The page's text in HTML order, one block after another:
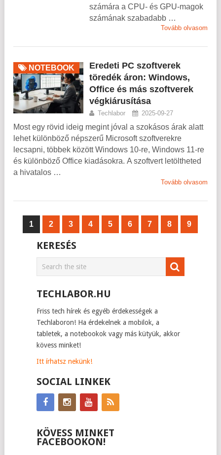
számára a CPU- és GPU-magok
számának szabadabb …
Tovább olvasom
NOTEBOOK
Eredeti PC szoftverek
töredék áron: Windows,
Office és más szoftverek
végkiárusítása
Techlabor 2025-09-27
Most egy rövid ideig megint jóval a szokásos árak alatt
lehet különböző népszerű Microsoft szoftverekre
lecsapni, többek között Windows 10-re, Windows 11-re
és különböző Office kiadásokra. A szoftvert letöltheted
a hivatalos …
Tovább olvasom
1 2 3 4 5 6 7 8 9
KERESÉS
TECHLABOR.HU
Friss tech hírek és egyéb érdekességek a
Techlaboron! Ha érdekelnek a mobilok, a
tabletek, a notebookok vagy más kütyük, akkor
kövess minket!
Itt írhatsz nekünk!
SOCIAL LINKEK
KÖVESS MINKET
FACEBOOKON!